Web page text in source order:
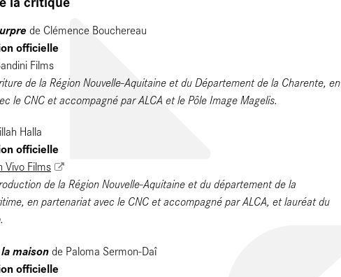
de Clémence Bouchereau
officielle
Films
de la Région Nouvelle-Aquitaine et du Département de la Charente, en
le CNC et accompagné par ALCA et le Pôle Image Magelis.
Halla
officielle
Vivo Films
de la Région Nouvelle-Aquitaine et du département de la
en partenariat avec le CNC et accompagné par ALCA, et lauréat du
maisonde Paloma Sermon-Daî
officielle